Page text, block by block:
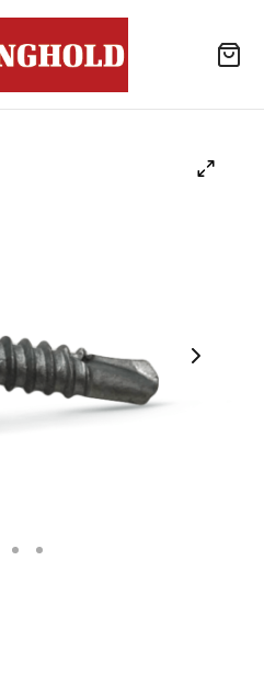
/ สกรูยึดหลังคา
/ พุกเคมี